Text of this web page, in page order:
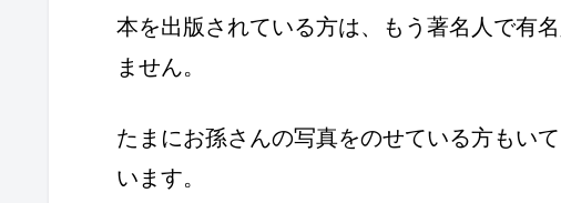
本を出版されている方は、もう著名人で有
ません。
たまにお孫さんの写真をのせている方もい
います。